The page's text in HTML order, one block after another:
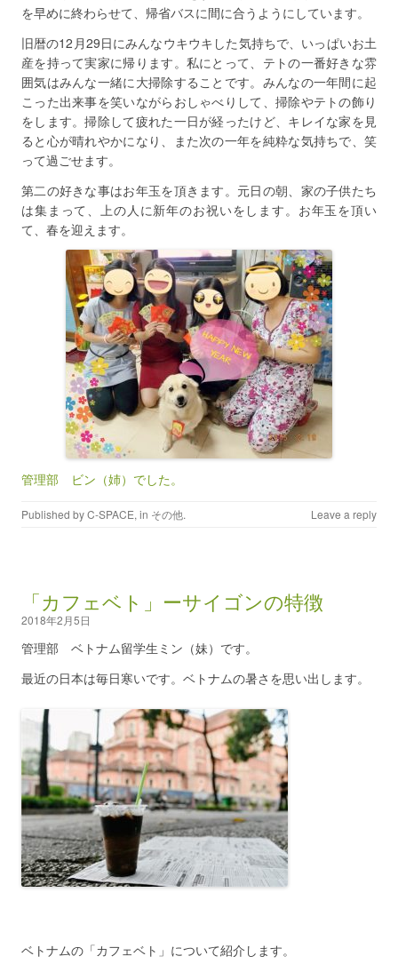
を早めに終わらせて、帰省バスに間に合うようにしています。
旧暦の12月29日にみんなウキウキした気持ちで、いっぱいお土
産を持って実家に帰ります。私にとって、テトの一番好きな雰
囲気はみんな一緒に大掃除することです。みんなの一年間に起
こった出来事を笑いながらおしゃべりして、掃除やテトの飾り
をします。掃除して疲れた一日が経ったけど、キレイな家を見
ると心が晴れやかになり、また次の一年を純粋な気持ちで、笑
って過ごせます。
第二の好きな事はお年玉を頂きます。元日の朝、家の子供たち
は集まって、上の人に新年のお祝いをします。お年玉を頂い
て、春を迎えます。
管理部 ビン（姉）でした。
Published byC-SPACE, in その他. Leave a reply
「カフェベト」ーサイゴンの特徴
2018年2月5日
管理部 ベトナム留学生ミン（妹）です。
最近の日本は毎日寒いです。ベトナムの暑さを思い出します。
ベトナムの 「カフェベト」について紹介します。